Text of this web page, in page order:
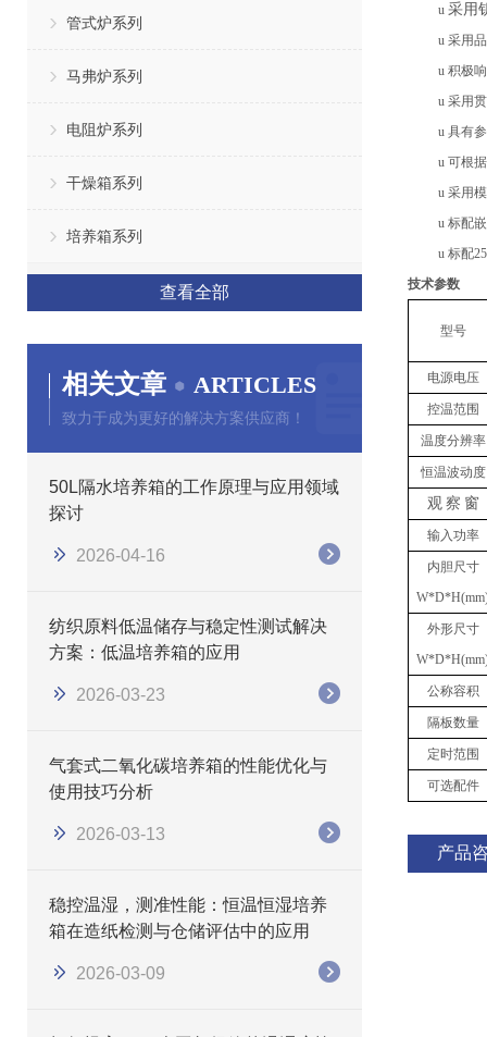
管式炉系列
马弗炉系列
电阻炉系列
干燥箱系列
培养箱系列
查看全部
相关文章 ARTICLES
致力于成为更好的解决方案供应商！
50L隔水培养箱的工作原理与应用领域
探讨
2026-04-16
纺织原料低温储存与稳定性测试解决
方案：低温培养箱的应用
2026-03-23
气套式二氧化碳培养箱的性能优化与
使用技巧分析
2026-03-13
稳控温湿，测准性能：恒温恒湿培养
箱在造纸检测与仓储评估中的应用
2026-03-09
u 采用
u 采用
u 积极
u 采用
u 具有
u 可根
u 采用
u 标配
u 标配25
技术参数
型号
电源电压
控温范围
温度分辨率
恒温波动度
观 察 窗
输入功率
内胆尺寸
W*D*
外形尺寸
W*D*
公称容积
隔板数量
定时范围
可选配件
产品